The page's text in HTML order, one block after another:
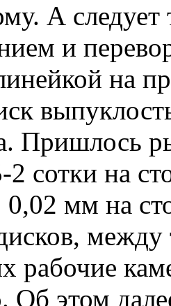
А
и
на
Пришлось
2 сотки на
0,02 мм на
рабочие
Об этом